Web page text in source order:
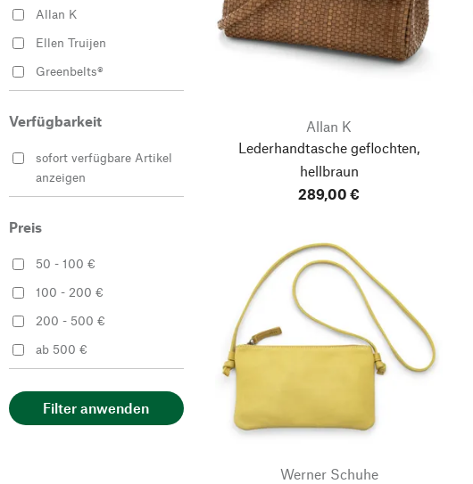
Allan K
Ellen Truijen
Greenbelts®
Harold’s Lederwaren
Hofsattlerei Cosack
Manufactum
Sonnenleder
Volker Lang Accessoires
Werner Schuhe
Verfügbarkeit
sofort verfügbare Artikel
anzeigen
Preis
50 - 100 €
100 - 200 €
200 - 500 €
ab 500 €
Filter anwenden
Allan K
Lederhandtasche geflochten,
hellbraun
289,00 €
Werner Schuhe